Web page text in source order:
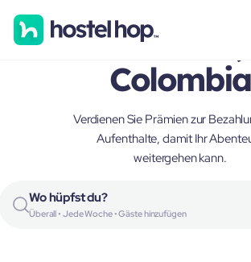
Choachí,
Colombia
Verdienen Sie Prämien zur
Aufenthalte, damit Ihr
weitergehen kann.
Wo hüpfst du?
Überall • Jede Woche • Gäste hinzufügen